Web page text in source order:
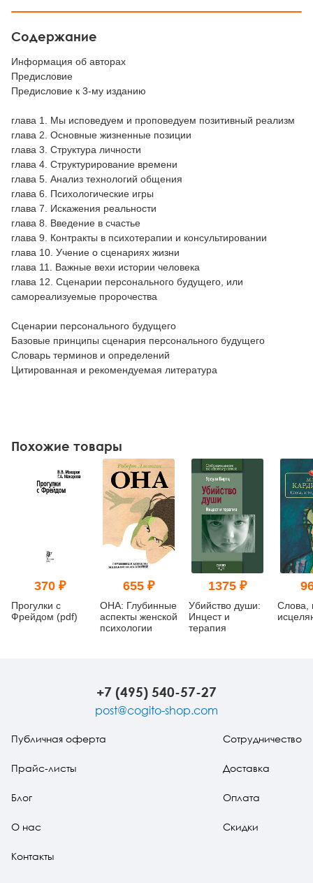
Содержание
Информация об авторах
Предисловие
Предисловие к 3-му изданию
глава 1. Мы исповедуем и проповедуем позитивный реализм
глава 2. Основные жизненные позиции
глава 3. Структура личности
глава 4. Структурирование времени
глава 5. Анализ технологий общения
глава 6. Психологические игры
глава 7. Искажения реальности
глава 8. Введение в счастье
глава 9. Контракты в психотерапии и консультировании
глава 10. Учение о сценариях жизни
глава 11. Важные вехи истории человека
глава 12. Сценарии персонального будущего, или
самореализуемые пророчества
Сценарии персонального будущего
Базовые принципы сценария персонального будущего
Словарь терминов и определений
Цитированная и рекомендуемая литература
Похожие товары
370 ₽
Прогулки с
Фрейдом (pdf)
655 ₽
ОНА: Глубинные
аспекты женской
психологии
1375 ₽
Убийство души:
Инцест и
терапия
Слова,
+7 (495) 540-57-27
post@cogito-shop.com
Публичная оферта
Прайс-листы
Блог
О нас
Контакты
Сотрудничество
Доставка
Оплата
Скидки